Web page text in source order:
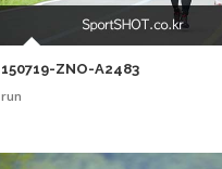
150719-ZNO-A2483
run